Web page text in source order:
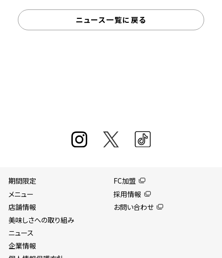
ニュース一覧に戻る
期間限定
メニュー
店舗情報
美味しさへの取り組み
ニュース
企業情報
FC加盟
採用情報
お問い合わせ